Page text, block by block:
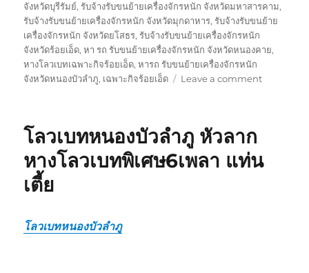
จังหวัดบุรีรัมย์,รับจ้างรับขนย้ายเครื่องจักรหนัก จังหวัดมหาสารคาม,
รับจ้างรับขนย้ายเครื่องจักรหนัก จังหวัดมุกดาหาร,รับจ้างรับขนย้าย
เครื่องจักรหนัก จังหวัดยโสธร,รับจ้างรับขนย้ายเครื่องจักรหนัก
จังหวัดร้อยเอ็ด,หา รถ รับขนย้ายเครื่องจักรหนัก จังหวัดหนองคาย,
หางโลวเบทเฉพาะกิจร้อยเอ็ด,หารถ รับขนย้ายเครื่องจักรหนัก
จังหวัดหนองบัวลำภู, เฉพาะกิจร้อยเอ็ด Leave a commenton
ลาก
โลวเบทหนองบัวลำภู หัวลาก
หางโลวเบทพิเศษ6เพลา แท่น
เตี้ย
โลวเบทหนองบัวลำภู